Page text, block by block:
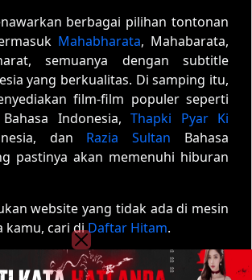
berbagai pilihan tontonan
Mahabharata, Mahabarata,
semuanya dengan subtitle
yang berkualitas. Di samping itu,
film-film populer seperti
Indonesia, Thapki Pyar Ki
dan Razia Sultan Bahasa
pastinya akan memenuhi hiburan
website yang tidak ada di mesin
kamu, cari diDaftar Hitam.